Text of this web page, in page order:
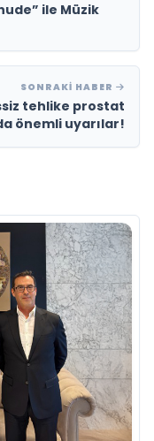
ile Müzik
SONRAKI HABER
tehlike prostat
önemli uyarılar!